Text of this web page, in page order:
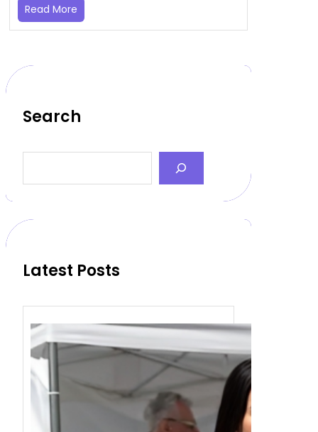
Read More
Search
a
c
Latest Posts